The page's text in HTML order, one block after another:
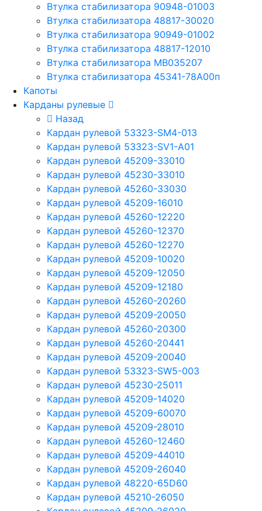
Втулка стабилизатора 90948-01003
Втулка стабилизатора 48817-30020
Втулка стабилизатора 90949-01002
Втулка стабилизатора 48817-12010
Втулка стабилизатора MB035207
Втулка стабилизатора 45341-78A00п
Капоты
Карданы рулевые
Назад
Кардан рулевой 53323-SM4-013
Кардан рулевой 53323-SV1-A01
Кардан рулевой 45209-33010
Кардан рулевой 45230-33010
Кардан рулевой 45260-33030
Кардан рулевой 45209-16010
Кардан рулевой 45260-12220
Кардан рулевой 45260-12370
Кардан рулевой 45260-12270
Кардан рулевой 45209-10020
Кардан рулевой 45209-12050
Кардан рулевой 45209-12180
Кардан рулевой 45260-20260
Кардан рулевой 45209-20050
Кардан рулевой 45260-20300
Кардан рулевой 45260-20441
Кардан рулевой 45209-20040
Кардан рулевой 53323-SW5-003
Кардан рулевой 45230-25011
Кардан рулевой 45209-14020
Кардан рулевой 45209-60070
Кардан рулевой 45209-28010
Кардан рулевой 45260-12460
Кардан рулевой 45209-44010
Кардан рулевой 45209-26040
Кардан рулевой 48220-65D60
Кардан рулевой 45210-26050